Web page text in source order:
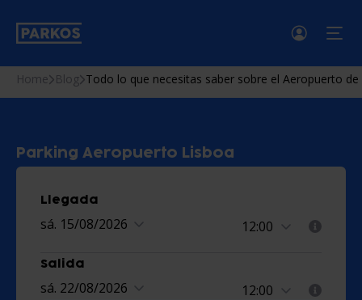
Home Blog Todo lo que necesitas saber sobre el Aeropuerto de
Parking Aeropuerto Lisboa
Llegada
sá. 15/08/2026
Salida
sá. 22/08/2026